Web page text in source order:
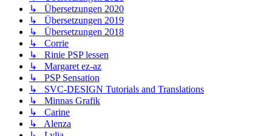
↳ Übersetzungen 2020
↳ Übersetzungen 2019
↳ Übersetzungen 2018
↳ Corrie
↳ Rinie PSP lessen
↳ Margaret ez-az
↳ PSP Sensation
↳ SVC-DESIGN Tutorials and Translations
↳ Minnas Grafik
↳ Carine
↳ Alenza